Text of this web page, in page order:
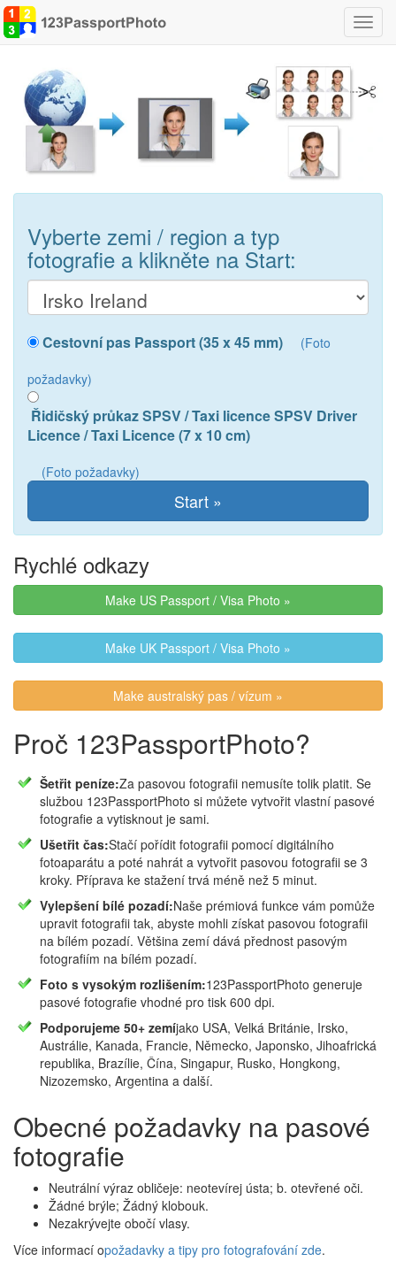
Vyberte zemi / region a typ
fotografie a klikněte na Start:
Cestovní pas Passport (35 x 45 mm) (Foto
požadavky)
Řidičský průkaz SPSV / Taxi licence SPSV Driver
Licence / Taxi Licence (7 x 10 cm)
(Foto požadavky)
Rychlé odkazy
Make US Passport / Visa Photo »
Make UK Passport / Visa Photo »
Make australský pas / vízum »
Proč 123PassportPhoto?
Šetřit peníze:Za pasovou fotografii nemusíte tolik platit. Se
službou 123PassportPhoto si můžete vytvořit vlastní pasové
fotografie a vytisknout je sami.
Ušetřit čas:Stačí pořídit fotografii pomocí digitálního
fotoaparátu a poté nahrát a vytvořit pasovou fotografii se 3
kroky. Příprava ke stažení trvá méně než 5 minut.
Vylepšení bílé pozadí:Naše prémiová funkce vám pomůže
upravit fotografii tak, abyste mohli získat pasovou fotografii
na bílém pozadí. Většina zemí dává přednost pasovým
fotografiím na bílém pozadí.
Foto s vysokým rozlišením:123PassportPhoto generuje
pasové fotografie vhodné pro tisk 600 dpi.
Podporujeme 50+ zemíjako USA, Velká Británie, Irsko,
Austrálie, Kanada, Francie, Německo, Japonsko, Jihoafrická
republika, Brazílie, Čína, Singapur, Rusko, Hongkong,
Nizozemsko, Argentina a další.
Obecné požadavky na pasové
fotografie
Neutrální výraz obličeje: neotevírej ústa; b. otevřené oči.
Žádné brýle; Žádný klobouk.
Nezakrývejte obočí vlasy.
Více informací opožadavky a tipy pro fotografování zde.